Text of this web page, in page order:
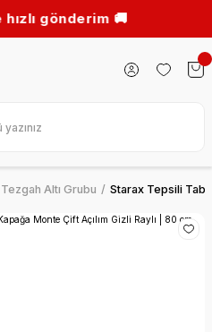
🚚
Tezgah Altı Grubu Starax Tepsili